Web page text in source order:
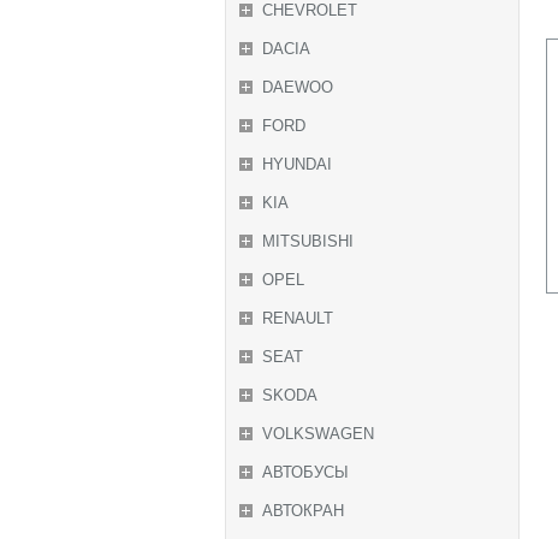
CHEVROLET
DACIA
DAEWOO
FORD
HYUNDAI
KIA
MITSUBISHI
OPEL
RENAULT
SEAT
SKODA
VOLKSWAGEN
АВТОБУСЫ
АВТОКРАН